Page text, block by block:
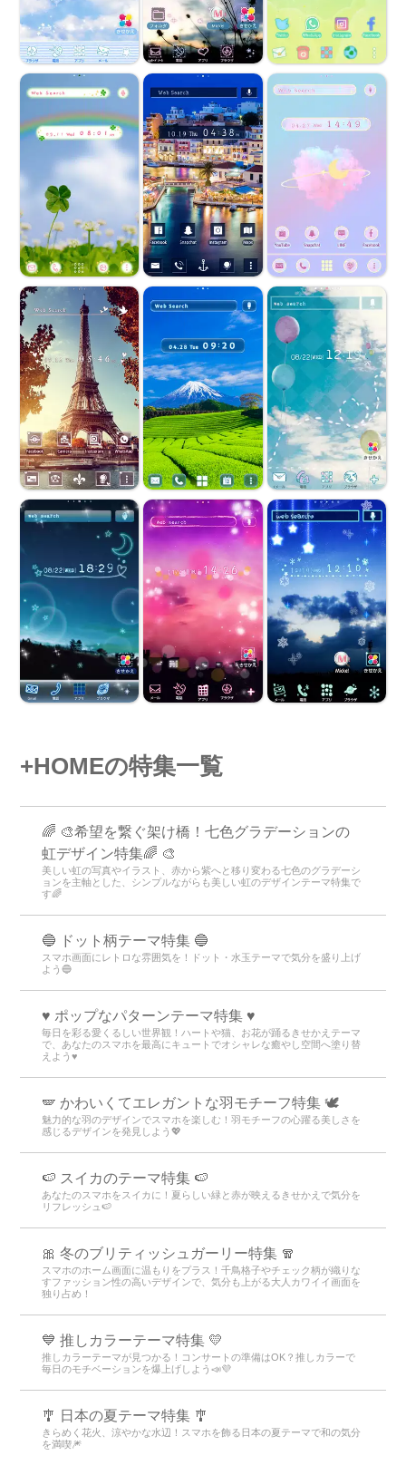
+HOMEの特集一覧
🌈 🎨希望を繋ぐ架け橋！七色グラデーションの
虹デザイン特集🌈 🎨
美しい虹の写真やイラスト、赤から紫へと移り変わる七色のグラデーシ
ョンを主軸とした、シンプルながらも美しい虹のデザインテーマ特集で
す🌈
🔵 ドット柄テーマ特集 🔵
スマホ画面にレトロな雰囲気を！ドット・水玉テーマで気分を盛り上げ
よう🔵
♥️ ポップなパターンテーマ特集 ♥️
毎日を彩る愛くるしい世界観！ハートや猫、お花が踊るきせかえテーマ
で、あなたのスマホを最高にキュートでオシャレな癒やし空間へ塗り替
えよう♥️
🪽 かわいくてエレガントな羽モチーフ特集 🕊️
魅力的な羽のデザインでスマホを楽しむ！羽モチーフの心躍る美しさを
感じるデザインを発見しよう💖
🍉 スイカのテーマ特集 🍉
あなたのスマホをスイカに！夏らしい緑と赤が映えるきせかえで気分を
リフレッシュ🍉
🎀 冬のブリティッシュガーリー特集 🧣
スマホのホーム画面に温もりをプラス！千鳥格子やチェック柄が織りな
すファッション性の高いデザインで、気分も上がる大人カワイイ画面を
独り占め！
💙 推しカラーテーマ特集 💛
推しカラーテーマが見つかる！コンサートの準備はOK？推しカラーで
毎日のモチベーションを爆上げしよう📣💜
🎐 日本の夏テーマ特集 🎐
きらめく花火、涼やかな水辺！スマホを飾る日本の夏テーマで和の気分
を満喫🎆